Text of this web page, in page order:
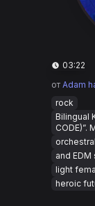
03:22
от Adam
rock
Bilingual
CODE)”.
and
light
heroic